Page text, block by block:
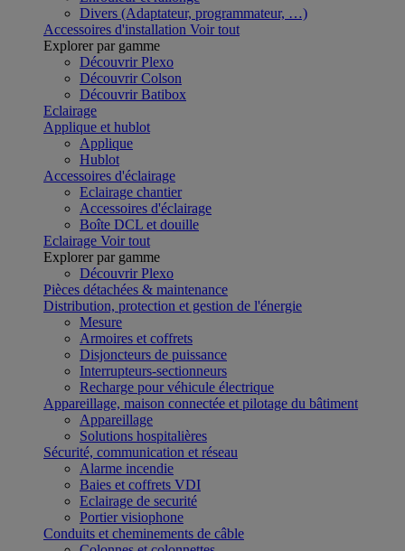
Divers (Adaptateur, programmateur, …)
Accessoires d'installation Voir tout
Explorer par gamme
Découvrir Plexo
Découvrir Colson
Découvrir Batibox
Eclairage
Applique et hublot
Applique
Hublot
Accessoires d'éclairage
Eclairage chantier
Accessoires d'éclairage
Boîte DCL et douille
Eclairage Voir tout
Explorer par gamme
Découvrir Plexo
Pièces détachées & maintenance
Distribution, protection et gestion de l'énergie
Mesure
Armoires et coffrets
Disjoncteurs de puissance
Interrupteurs-sectionneurs
Recharge pour véhicule électrique
Appareillage, maison connectée et pilotage du bâtiment
Appareillage
Solutions hospitalières
Sécurité, communication et réseau
Alarme incendie
Baies et coffrets VDI
Eclairage de securité
Portier visiophone
Conduits et cheminements de câble